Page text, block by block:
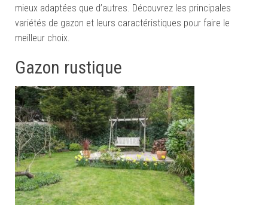
mieux adaptées que d’autres. Découvrez les principales
variétés de gazon et leurs caractéristiques pour faire le
meilleur choix.
Gazon rustique